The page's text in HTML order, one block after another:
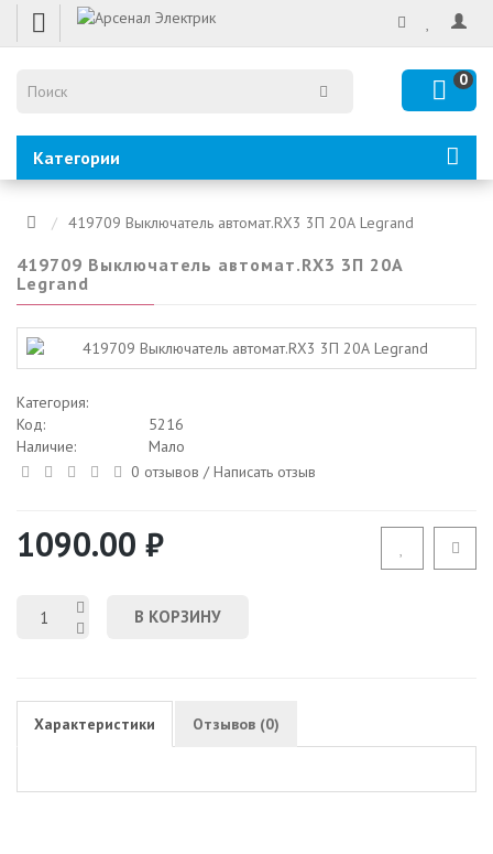
0
Категории
419709 Выключатель автомат.RХ3 3П 20А Legrand
419709 Выключатель автомат.RХ3 3П 20А
Legrand
Категория:
Код:
5216
Наличие:
Мало
0 отзывов /Написать отзыв
1090.00 ₽
В КОРЗИНУ
Характеристики Отзывов (0)